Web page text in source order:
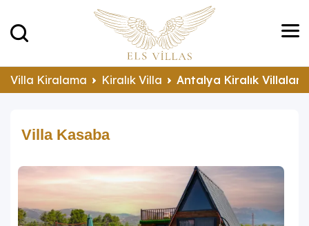
Villa Kiralama Kiralık Villa Antalya Kiralık Villalar
Villa Kasaba